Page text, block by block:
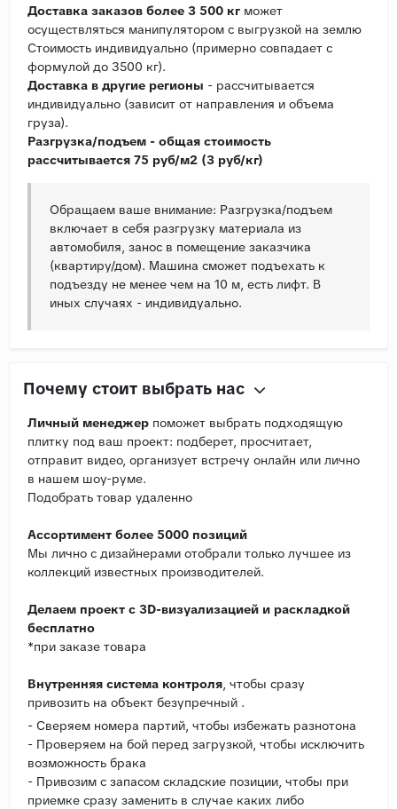
Доставка заказов более 3 500 кг может
осуществляться манипулятором с выгрузкой на землю
Стоимость индивидуально (примерно совпадает с
формулой до 3500 кг).
Доставка в другие регионы - рассчитывается
индивидуально (зависит от направления и объема
груза).
Разгрузка/подъем - общая стоимость
рассчитывается 75 руб/м2 (3 руб/кг)
Обращаем ваше внимание: Разгрузка/подъем
включает в себя разгрузку материала из
автомобиля, занос в помещение заказчика
(квартиру/дом). Машина сможет подъехать к
подъезду не менее чем на 10 м, есть лифт. В
иных случаях - индивидуально.
Почему стоит выбрать нас
Личный менеджер поможет выбрать подходящую
плитку под ваш проект: подберет, просчитает,
отправит видео, организует встречу онлайн или лично
в нашем шоу-руме.
Подобрать товар удаленно
Ассортимент более 5000 позиций
Мы лично с дизайнерами отобрали только лучшее из
коллекций известных производителей.
Делаем проект с 3D-визуализацией и раскладкой
бесплатно
*при заказе товара
Внутренняя система контроля , чтобы сразу
привозить на объект безупречный .
- Сверяем номера партий, чтобы избежать разнотона
- Проверяем на бой перед загрузкой, чтобы исключить
возможность брака
- Привозим с запасом складские позиции, чтобы при
приемке сразу заменить в случае каких либо